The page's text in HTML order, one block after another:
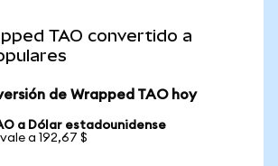
TAO convertido a
de Wrapped TAO hoy
a Dólar estadounidense
a 192,67 $